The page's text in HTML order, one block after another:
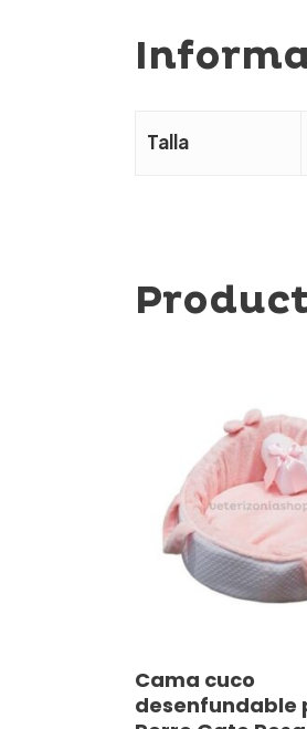
Talla
producto
Cama cuco
desenfundable